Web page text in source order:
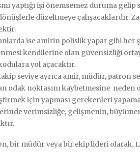
yaptığı işi önemsemez duruma
düzeltmeye çalışacaklardır.
ise amirin polislik yapar gibi
kendilerine olan güvensizliği
yol açacaktır.
seviye ayrıca amir, müdür, patron
odak noktasını kaybetmesine neden
için yapması gerekenleri
verimsizliğe, gelişmenin,
bir müdür veya bir ekip lideri olarak,